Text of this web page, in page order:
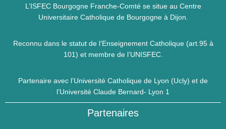
L’ISFEC Bourgogne Franche-Comté se situe au Centre
Universitaire Catholique de Bourgogne à Dijon.
Reconnu dans le statut de l’Enseignement Catholique (art.95 à
101) et membre de l’UNISFEC.
Partenaire avec l’Université Catholique de Lyon (Ucly) et de
l’Université Claude Bernard- Lyon 1
Partenaires